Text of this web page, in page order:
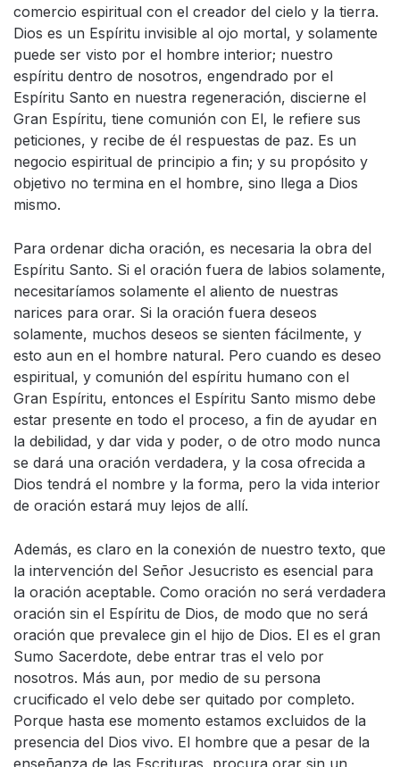
comercio espiritual con el creador del cielo y la tierra.
Dios es un Espíritu invisible al ojo mortal, y solamente
puede ser visto por el hombre interior; nuestro
espíritu dentro de nosotros, engendrado por el
Espíritu Santo en nuestra regeneración, discierne el
Gran Espíritu, tiene comunión con El, le refiere sus
peticiones, y recibe de él respuestas de paz. Es un
negocio espiritual de principio a fin; y su propósito y
objetivo no termina en el hombre, sino llega a Dios
mismo.
Para ordenar dicha oración, es necesaria la obra del
Espíritu Santo. Si el oración fuera de labios solamente,
necesitaríamos solamente el aliento de nuestras
narices para orar. Si la oración fuera deseos
solamente, muchos deseos se sienten fácilmente, y
esto aun en el hombre natural. Pero cuando es deseo
espiritual, y comunión del espíritu humano con el
Gran Espíritu, entonces el Espíritu Santo mismo debe
estar presente en todo el proceso, a fin de ayudar en
la debilidad, y dar vida y poder, o de otro modo nunca
se dará una oración verdadera, y la cosa ofrecida a
Dios tendrá el nombre y la forma, pero la vida interior
de oración estará muy lejos de allí.
Además, es claro en la conexión de nuestro texto, que
la intervención del Señor Jesucristo es esencial para
la oración aceptable. Como oración no será verdadera
oración sin el Espíritu de Dios, de modo que no será
oración que prevalece gin el hijo de Dios. El es el gran
Sumo Sacerdote, debe entrar tras el velo por
nosotros. Más aun, por medio de su persona
crucificado el velo debe ser quitado por completo.
Porque hasta ese momento estamos excluidos de la
presencia del Dios vivo. El hombre que a pesar de la
enseñanza de las Escrituras, procura orar sin un